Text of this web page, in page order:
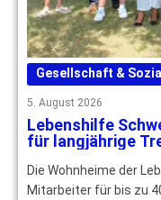
Gesellschaft &
5. August 2026
Lebenshilfe
für langjährige
Die Wohnheime der
Mitarbeiter für bis zu